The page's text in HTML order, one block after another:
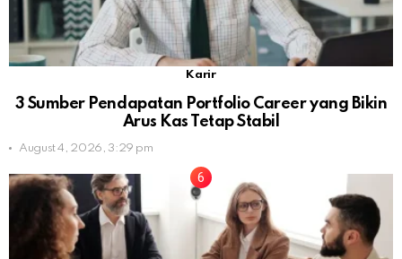
Karir
3 Sumber Pendapatan Portfolio Career yang Bikin
Arus Kas Tetap Stabil
August 4, 2026, 3:29 pm